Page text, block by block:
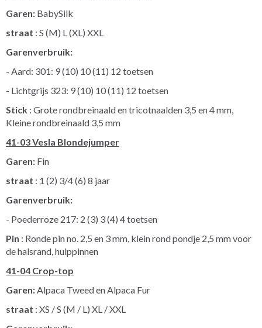
Garen: BabySilk
straat : S (M) L (XL) XXL
Garenverbruik:
- Aard: 301: 9 (10) 10 (11) 12 toetsen
- Lichtgrijs 323: 9 (10) 10 (11) 12 toetsen
Stick : Grote rondbreinaald en tricotnaalden 3,5 en 4 mm,
Kleine rondbreinaald 3,5 mm
41-03 Vesla Blondejumper
Garen: Fin
straat : 1 (2) 3/4 (6) 8 jaar
Garenverbruik:
- Poederroze 217: 2 (3) 3 (4) 4 toetsen
Pin : Ronde pin no. 2,5 en 3 mm, klein rond pondje 2,5 mm voor
de halsrand, hulppinnen
41-04 Crop-top
Garen: Alpaca Tweed en Alpaca Fur
straat : XS / S (M / L) XL / XXL